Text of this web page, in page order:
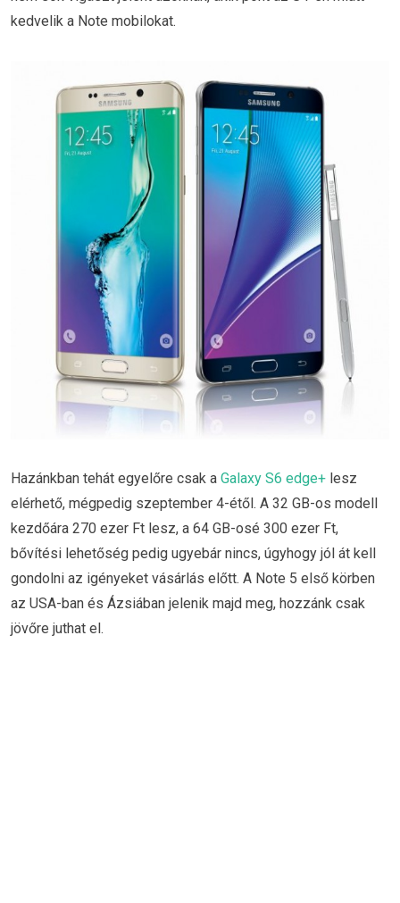
kedvelik a Note mobilokat.
Hazánkban tehát egyelőre csak a Galaxy S6 edge+ lesz
elérhető, mégpedig szeptember 4-étől. A 32 GB-os modell
kezdőára 270 ezer Ft lesz, a 64 GB-osé 300 ezer Ft,
bővítési lehetőség pedig ugyebár nincs, úgyhogy jól át kell
gondolni az igényeket vásárlás előtt. A Note 5 első körben
az USA-ban és Ázsiában jelenik majd meg, hozzánk csak
jövőre juthat el.